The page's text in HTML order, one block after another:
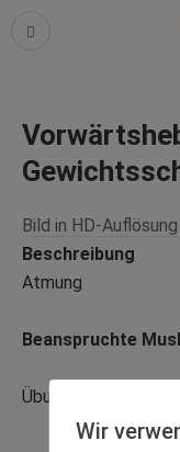
Bild in HD-
Beschreibung
Atmung
Beanspruchte
Übung bewerten
Wir